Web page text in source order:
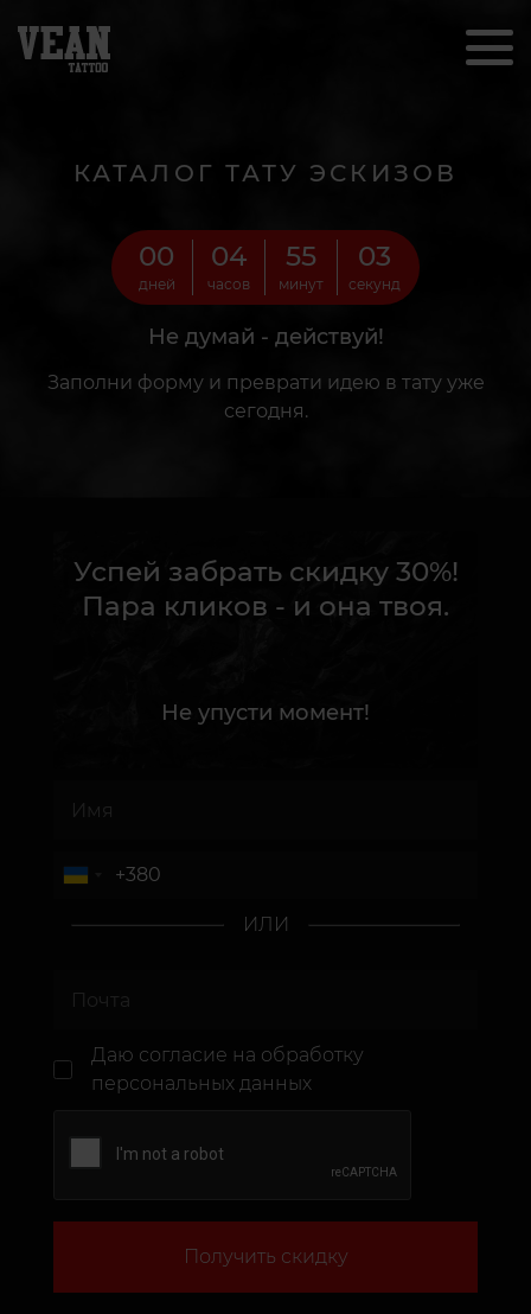
КАТАЛОГ ТАТУ ЭСКИЗОВ
00
дней
04
часов
55
минут
01
секунд
Не думай - действуй!
Заполни форму и преврати идею в тату уже
сегодня.
Успей забрать скидку 30%!
Пара кликов - и она твоя.
Не упусти момент!
ИЛИ
Даю согласие на обработку
персональных данных
Получить скидку